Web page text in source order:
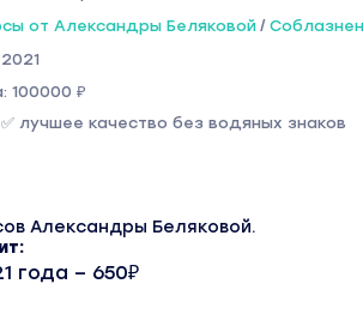
от Александры Беляковой /
100000 ₽
лучшее качество без водяных знаков
Александры Беляковой.
года – 650₽